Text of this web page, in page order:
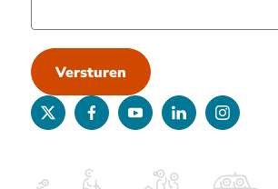
Versturen
twitterfacebookyoutubelinkedininstagram